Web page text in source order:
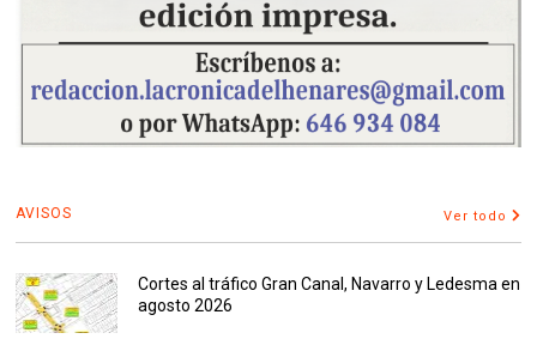
AVISOS Ver todo
Cortes al tráfico Gran Canal, Navarro y Ledesma en
agosto 2026